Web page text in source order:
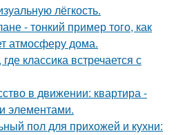
лёгкость.
- тонкий пример того, как
атмосферу дома.
классика встречается с
в движении: квартира -
элементами.
пол для прихожей и кухни: